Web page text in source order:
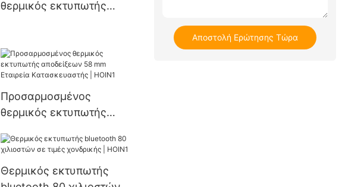
θερμικός εκτυπωτής
εργοστασίου | HOIN
Προσαρμοσμένος
θερμικός εκτυπωτής
Εταιρεία Κατασκευαστής |
Θερμικός εκτυπωτής
Αποστολή Ερώτησης Τώρα